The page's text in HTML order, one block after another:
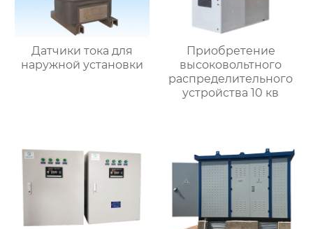
Датчики тока для
наружной установки
Приобретение
высоковольтного
распределительного
устройства 10 кв